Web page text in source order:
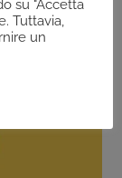
su "Accetta
Tuttavia,
un